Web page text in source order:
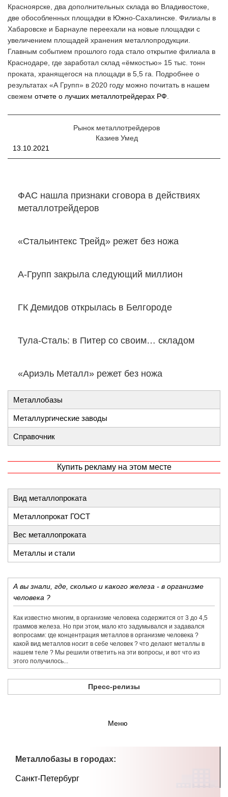
Красноярске, два дополнительных склада во Владивостоке,
две обособленных площадки в Южно-Сахалинске. Филиалы в
Хабаровске и Барнауле переехали на новые площадки с
увеличением площадей хранения металлопродукции.
Главным событием прошлого года стало открытие филиала в
Краснодаре, где заработал склад «ёмкостью» 15 тыс. тонн
проката, хранящегося на площади в 5,5 га. Подробнее о
результатах «А Групп» в 2020 году можно почитать в нашем
свежем отчете о лучших металлотрейдерах РФ
Рынок металлотрейдеров
Казиев Умед
13.10.2021
ФАС нашла признаки сговора в действиях
металлотрейдеров
«Стальинтекс Трейд» режет без ножа
А-Групп закрыла следующий миллион
ГК Демидов открылась в Белгороде
Тула-Сталь: в Питер со своим… складом
«Ариэль Металл» режет без ножа
Металлобазы
Металлургические заводы
Справочник
Купить рекламу на этом месте
Вид металлопроката
Металлопрокат ГОСТ
Вес металлопроката
Металлы и стали
А вы знали, где, сколько и какого железа - в организме
человека ?
Как известно многим, в организме человека содержится от 3 до 4,5
граммов железа. Но при этом, мало кто задумывался и задавался
вопросами: где концентрация металлов в организме человека ?
какой вид металлов носит в себе человек ? что делают металлы в
нашем теле ? Мы решили ответить на эти вопросы, и вот что из
этого получилось...
Пресс-релизы
Меню
Металлобазы в городах:
Санкт-Петербург